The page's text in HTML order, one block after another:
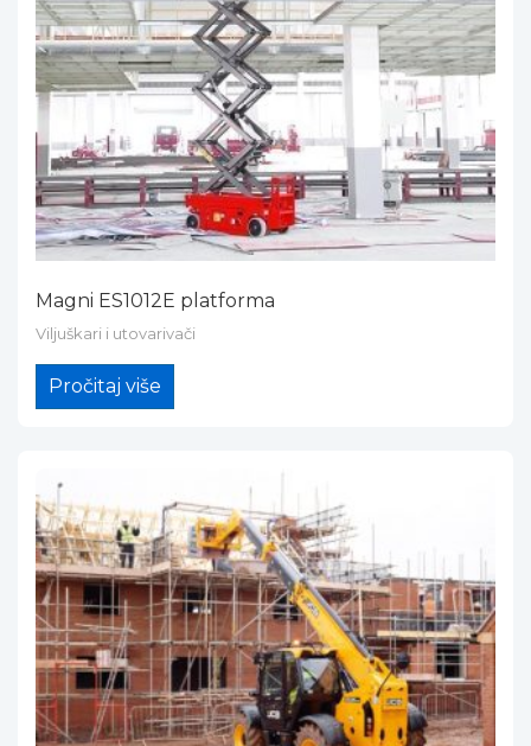
Magni ES1012E platforma
Viljuškari i utovarivači
Pročitaj više